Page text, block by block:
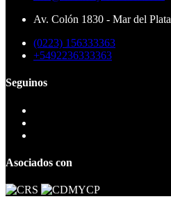
Av. Colón 1830 - Mar del Plata
(0223) 156333363
+5492236333363
Seguinos
Asociados con